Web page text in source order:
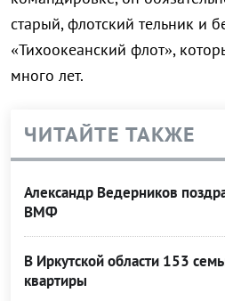
старый, флотский тельник и
«Тихоокеанский флот»,
много лет.
ЧИТАЙТЕ ТАКЖЕ
Александр Ведерников
ВМФ
В Иркутской области 153
квартиры